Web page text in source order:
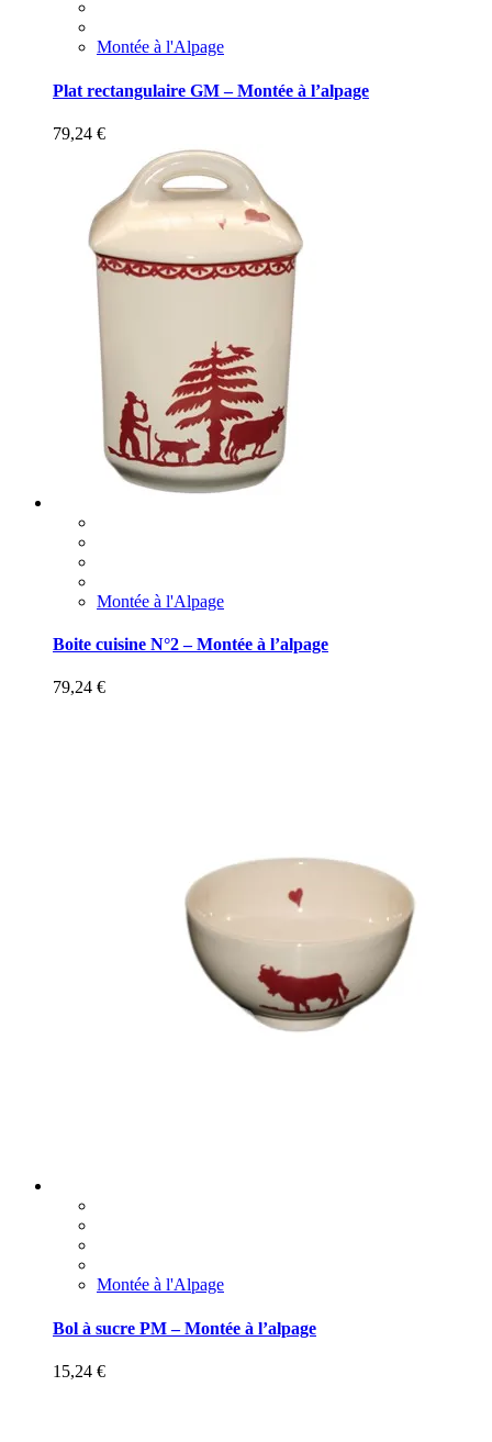
Montée à l'Alpage
Plat rectangulaire GM – Montée à l’alpage
79,24 €
Montée à l'Alpage
Boite cuisine N°2 – Montée à l’alpage
79,24 €
Montée à l'Alpage
Bol à sucre PM – Montée à l’alpage
15,24 €